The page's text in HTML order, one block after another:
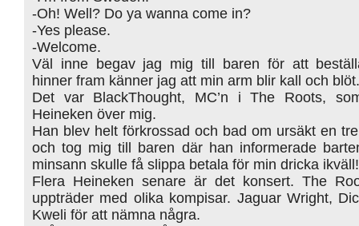
-Oh! Well? Do ya wanna come in?
-Yes please.
-Welcome.
Väl inne begav jag mig till baren för att
hinner fram känner jag att min arm blir kall och blöt.
Det var BlackThought, MC’n i The Roots,
Heineken över mig.
Han blev helt förkrossad och bad om ursäkt en
och tog mig till baren där han informerade
minsann skulle få slippa betala för min dricka ikväll!
Flera Heineken senare är det konsert. The
uppträder med olika kompisar. Jaguar Wright,
Kweli för att nämna några.